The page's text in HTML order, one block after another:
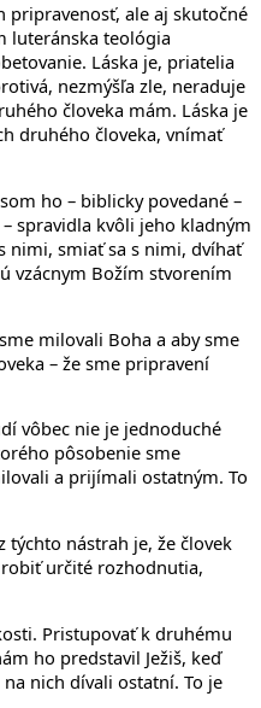
pripravenosť, ale aj skutočné
luteránska teológia
Láska je, priatelia
nezmýšľa zle, neraduje
človeka mám. Láska je
druhého človeka, vnímať
ho – biblicky povedané –
spravidla kvôli jeho kladným
nimi, smiať sa s nimi, dvíhať
vzácnym Božím stvorením
milovali Boha a aby sme
– že sme pripravení
vôbec nie je jednoduché
pôsobenie sme
a prijímali ostatným. To
nástrah je, že človek
určité rozhodnutia,
Pristupovať k druhému
ho predstavil Ježiš, keď
nich dívali ostatní. To je